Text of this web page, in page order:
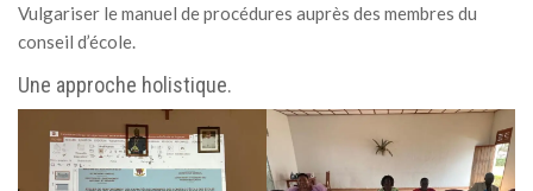
Vulgariser le manuel de procédures auprès des membres du
conseil d’école.
Une approche holistique.